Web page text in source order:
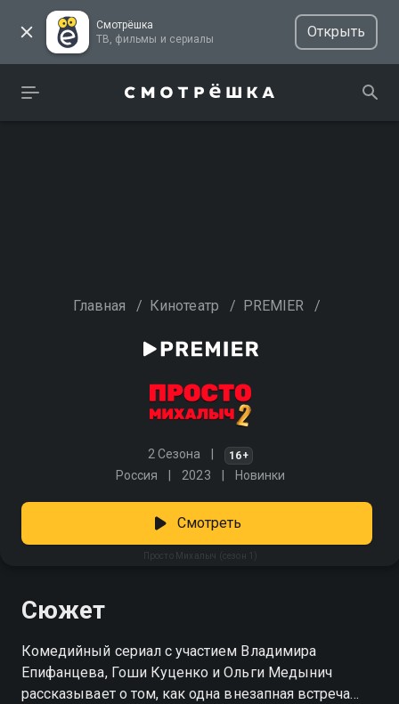
Смотрёшка
ТВ, фильмы и сериалы
Открыть
Главная / Кинотеатр / PREMIER /
2 Сезона 16+
Россия 2023 Новинки
Просто Михалыч (сезон 1)
Смотреть
Сюжет
Комедийный сериал с участием Владимира
Епифанцева, Гоши Куценко и Ольги Медынич
рассказывает о том, как одна внезапная встреча